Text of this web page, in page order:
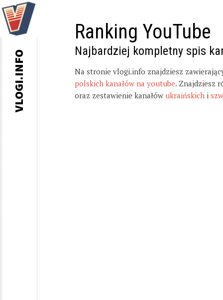
Ranking YouTube
Najbardziej kompletny spis
Na stronie vlogi.info znajdziesz
polskich kanałów na youtube. Znajdziesz
oraz zestawienie kanałów ukraińskich i
VLOGI.INFO